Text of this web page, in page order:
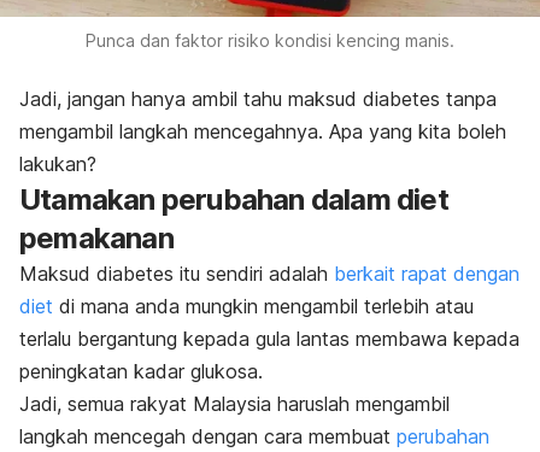
Punca dan faktor risiko kondisi kencing manis.
Jadi, jangan hanya ambil tahu maksud diabetes tanpa
mengambil langkah mencegahnya. Apa yang kita boleh
lakukan?
Utamakan perubahan dalam diet
pemakanan
Maksud diabetes itu sendiri adalah berkait rapat dengan
diet di mana anda mungkin mengambil terlebih atau
terlalu bergantung kepada gula lantas membawa kepada
peningkatan kadar glukosa.
Jadi, semua rakyat Malaysia haruslah mengambil
langkah mencegah dengan cara membuat perubahan